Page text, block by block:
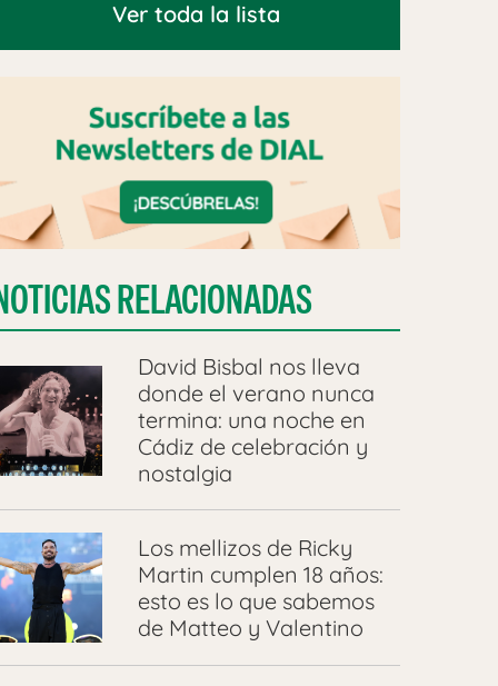
Ver toda la lista
RELACIONADAS
David Bisbal nos lleva
donde el verano nunca
termina: una noche en
Cádiz de celebración y
nostalgia
Los mellizos de Ricky
Martin cumplen 18 años:
esto es lo que sabemos
de Matteo y Valentino